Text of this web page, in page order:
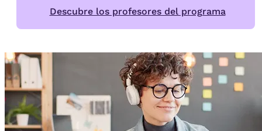
Descubre los profesores del programa